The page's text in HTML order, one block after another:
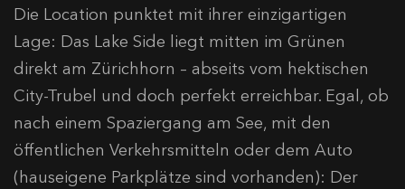
Die Location punktet mit ihrer einzigartigen
Lage: Das Lake Side liegt mitten im Grünen
direkt am Zürichhorn – abseits vom hektischen
City-Trubel und doch perfekt erreichbar. Egal, ob
nach einem Spaziergang am See, mit den
öffentlichen Verkehrsmitteln oder dem Auto
(hauseigene Parkplätze sind vorhanden): Der